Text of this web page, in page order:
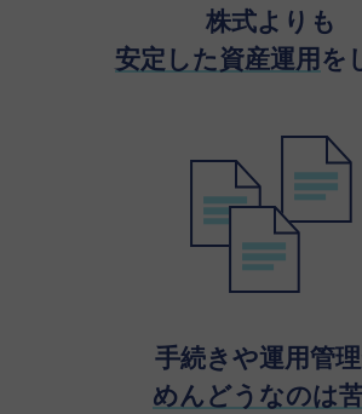
株式よりも
安定した資産運用を
手続きや運用管
めんどうなのは